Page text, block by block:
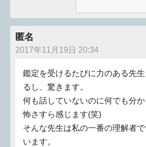
匿名
2017年11月19日 20:34
鑑定を受けるたびに力のある先
るし、驚きます。
何も話していないのに何でも分
怖さすら感じます(笑)
そんな先生は私の一番の理解者
います。